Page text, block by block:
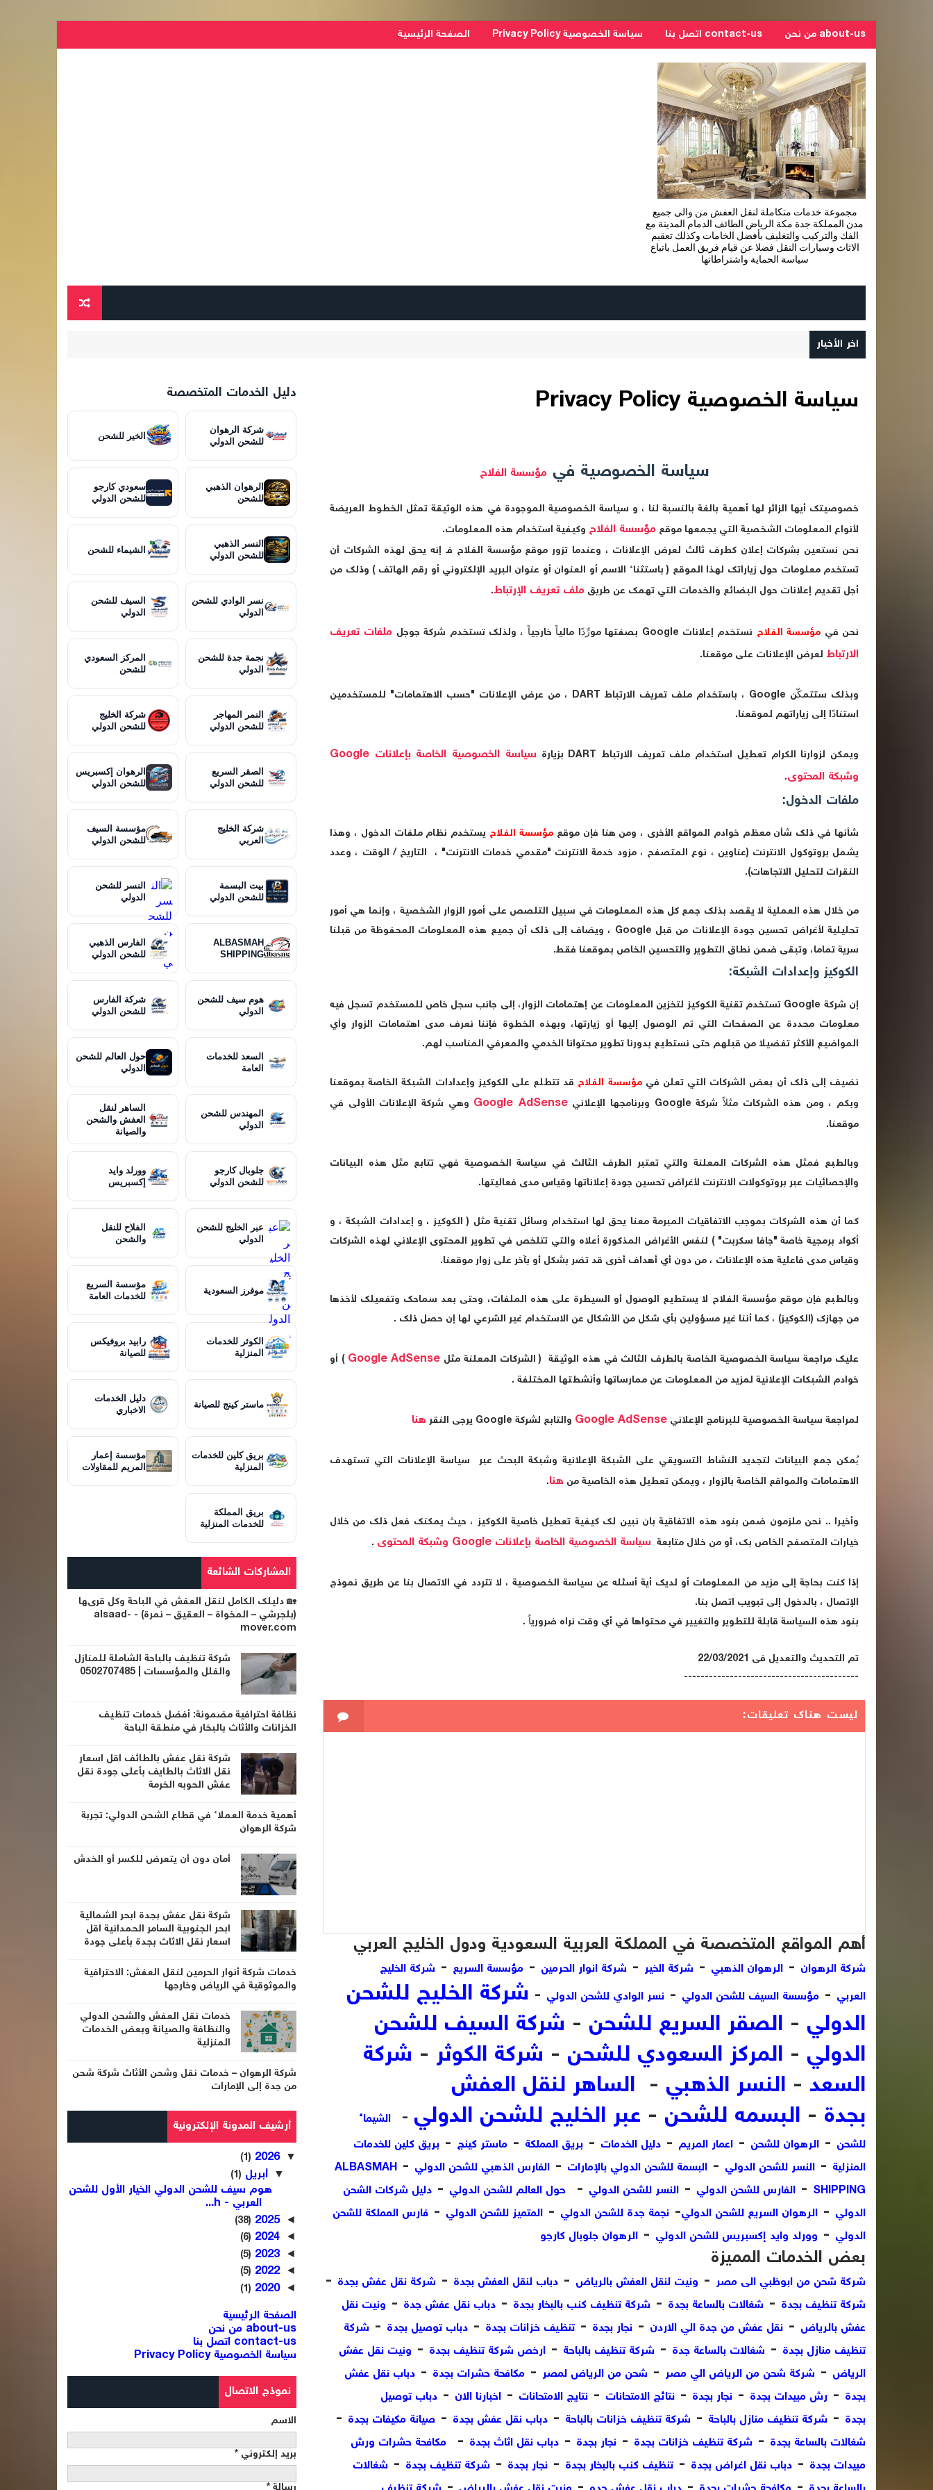
about-us من نحن contact-us اتصل بنا سياسة الخصوصية Privacy Policy الصفحة الرئيسية
مجموعة خدمات متكاملة لنقل العفش من والى جميع
مدن المملكة جدة مكة الرياض الطائف الدمام المدينة مع
الفك والتركيب والتغليف بأفضل الخامات وكذلك تعقيم
الاثاث وسيارات النقل فضلا عن قيام فريق العمل باتباع
سياسة الحماية واشتراطاتها
اخر الأخبار
سياسة الخصوصية Privacy Policy
سياسة الخصوصية فيمؤسسة الفلاح
خصوصيتك أيها الزائر لها أهمية بالغة بالنسبة لنا ، و سياسة الخصوصية الموجودة في هذه الوثيقة تمثل الخطوط العريضة
لأنواع المعلومات الشخصية التي يجمعها موقع مؤسسة الفلاح وكيفية استخدام هذه المعلومات.
نحن نستعين بشركات إعلان كطرف ثالث لعرض الإعلانات ، وعندما تزور موقعمؤسسة الفلاح فـ إنه يحق لهذه الشركات أن
تستخدم معلومات حول زياراتك لهذا الموقع ( باستثناء الاسم أو العنوان أو عنوان البريد الإلكتروني أو رقم الهاتف ) وذلك من
أجل تقديم إعلانات حول البضائع والخدمات التي تهمك عن طريق ملف تعريف الإرتباط.
نحن في مؤسسة الفلاح نستخدم إعلانات Google بصفتها مورِّدًا مالياً خارجياً ، ولذلك تستخدم شركة جوجل
ملفات تعريف
الارتباط لعرض الإعلانات على موقعنا.
وبذلك ستتمكّن Google ، باستخدام ملف تعريف الارتباط DART ، من عرض الإعلانات "حسب الاهتمامات" للمستخدمين
استنادًا إلى زياراتهم لموقعنا.
ويمكن لزوارنا الكرام تعطيل استخدام ملف تعريف الارتباط DART بزيارة
سياسة الخصوصية الخاصة بإعلانات Google
وشبكة المحتوى.
ملفات الدخول:
شأنها في ذلك شأن معظم خوادم المواقع الأخرى ، ومن هنا فإن موقعمؤسسة الفلاح يستخدم نظام ملفات الدخول ، وهذا
يشمل بروتوكول الانترنت (عناوين ، نوع المتصفح ، مزود خدمة الانترنت "مقدمي خدمات الانترنت" ، التاريخ / الوقت ، وعدد
النقرات لتحليل الاتجاهات).
من خلال هذه العملية لا يقصد بذلك جمع كل هذه المعلومات في سبيل التلصص على أمور الزوار الشخصية ، وإنما هي أمور
تحليلية لأغراض تحسين جودة الإعلانات من قبل Google ، ويضاف إلى ذلك أن جميع هذه المعلومات المحفوظة من قبلنا
سرية تماما، وتبقى ضمن نطاق التطوير والتحسين الخاص بموقعنا فقط.
الكوكيز وإعدادات الشبكة:
إن شركة Google تستخدم تقنية الكوكيز لتخزين المعلومات عن إهتمامات الزوار، إلى جانب سجل خاص للمستخدم تسجل فيه
معلومات محددة عن الصفحات التي تم الوصول إليها أو زيارتها، وبهذه الخطوة فإننا نعرف مدى اهتمامات الزوار وأي
المواضيع الأكثر تفضيلا من قبلهم حتى نستطيع بدورنا تطوير محتوانا الخدمي والمعرفي المناسب لهم.
نضيف إلى ذلك أن بعض الشركات التي تعلن فيمؤسسة الفلاح قد تتطلع على الكوكيز وإعدادات الشبكة الخاصة بموقعنا
وبكم ، ومن هذه الشركات مثلاً شركة Google وبرنامجها الإعلانيGoogle AdSense وهي شركة الإعلانات الأولى في
موقعنا.
وبالطبع فمثل هذه الشركات المعلنة والتي تعتبر الطرف الثالث في سياسة الخصوصية فهي تتابع مثل هذه البيانات
والإحصائيات عبر بروتوكولات الانترنت لأغراض تحسين جودة إعلاناتها وقياس مدى فعاليتها.
كما أن هذه الشركات بموجب الاتفاقيات المبرمة معنا يحق لها استخدام وسائل تقنية مثل ( الكوكيز ، و إعدادات الشبكة ، و
أكواد برمجية خاصة "جافا سكربت" ) لنفس الأغراض المذكورة أعلاه والتي تتلخص في تطوير المحتوى الإعلاني لهذه الشركات
وقياس مدى فاعلية هذه الإعلانات ، من دون أي أهداف أخرى قد تضر بشكل أو بآخر على زوار موقعنا.
وبالطبع فإن موقعمؤسسة الفلاح لا يستطيع الوصول أو السيطرة على هذه الملفات، وحتى بعد سماحك وتفعيلك لأخذها
من جهازك (الكوكيز) ، كما أننا غير مسؤولين بأي شكل من الأشكال عن الاستخدام غير الشرعي لها إن حصل ذلك .
عليك مراجعة سياسة الخصوصية الخاصة بالطرف الثالث في هذه الوثيقة ( الشركات المعلنة مثل Google AdSense ) أو
خوادم الشبكات الإعلانية لمزيد من المعلومات عن ممارساتها وأنشطتها المختلفة .
لمراجعة سياسة الخصوصية للبرنامج الإعلاني Google AdSense والتابع لشركة Google يرجى النقر هنا
يُمكن جمع البيانات لتجديد النشاط التسويقي على الشبكة الإعلانية وشبكة البحث عبر سياسة الإعلانات التي تستهدف
الاهتمامات والمواقع الخاصة بالزوار ، ويمكن تعطيل هذه الخاصية من هنا.
وأخيرا .. نحن ملزمون ضمن بنود هذه الاتفاقية بان نبين لك كيفية تعطيل خاصية الكوكيز ، حيث يمكنك فعل ذلك من خلال
خيارات المتصفح الخاص بك، أو من خلال متابعة سياسة الخصوصية الخاصة بإعلانات Google وشبكة المحتوى .
إذا كنت بحاجة إلى مزيد من المعلومات أو لديك أية أسئله عن سياسة الخصوصية ، لا تتردد في الاتصال بنا عن طريق نموذج
الإتصال ، بالدخول إلى تبويب اتصل بنا.
بنود هذه السياسة قابلة للتطوير والتغيير في محتواها في أي وقت نراه ضرورياً .
تم التحديث والتعديل فى 22/03/2021
------------------------------------------
ليست هناك تعليقات:
أهم المواقع المتخصصة في المملكة العربية السعودية ودول الخليج العربي
شركة الرهوان - الرهوان الذهبي - شركة الخير - شركة انوار الحرمين - مؤسسة السريع - شركة الخليج
العربي - مؤسسة السيف للشحن الدولي - نسر الوادي للشحن الدولي - شركة الخليج للشحن
الدولي - الصقر السريع للشحن - شركة السيف للشحن
الدولي - المركز السعودي للشحن - شركة الكوثر - شركة
السعد - النسر الذهبي - الساهر لنقل العفش
بجدة - البسمه للشحن - عبر الخليج للشحن الدولي -
الشيماء
للشحن - الرهوان للشحن - اعمار المريم - دليل الخدمات - بريق المملكة - ماستر كينج - بريق كلين للخدمات
المنزلية - النسر للشحن الدولي - البسمة للشحن الدولي بالإمارات - الفارس الذهبي للشحن الدولي -
ALBASMAH
SHIPPING
- الفارس للشحن الدولي - النسر للشحن الدولي - حول العالم للشحن الدولي - دليل شركات الشحن
الدولي - الرهوان السريع للشحن الدولي- نجمة جدة للشحن الدولي - المتميز للشحن الدولي - فارس المملكة للشحن
الدولي - وورلد وايد إكسبريس للشحن الدولي - الرهوان جلوبال كارجو
بعض الخدمات المميزة
شركة شحن من ابوظبي الى مصر - ونيت لنقل العفش بالرياض - دباب لنقل العفش بجدة - شركة نقل عفش بجدة -
شركة تنظيف بجدة - شغالات بالساعة بجدة - شركة تنظيف كنب بالبخار بجدة - دباب نقل عفش جدة - ونيت نقل
عفش بالرياض - نقل عفش من جدة الي الاردن - نجار بجدة - تنظيف خزانات بجدة - دباب توصيل بجدة - شركة
تنظيف منازل بجدة - شغالات بالساعة جدة - شركة تنظيف بالباحة - ارخص شركة تنظيف بجدة - ونيت نقل عفش
الرياض - شركة شحن من الرياض الي مصر - شحن من الرياض لمصر - مكافحة حشرات بجدة - دباب نقل عفش
بجدة - رش مبيدات بجدة - نجار بجدة - نتائج الامتحانات - نتايج الامتحانات - اخبارنا الان - دباب توصيل
بجدة - شركة تنظيف منازل بالباحة - شركة تنظيف خزانات بالباحة - دباب نقل عفش بجدة - صيانة مكيفات بجدة -
شغالات بالساعة بجدة - شركة تنظيف خزانات بجدة - نجار بجدة - دباب نقل اثاث بجدة -
مكافحة حشرات ورش
مبيدات بجدة - دباب نقل اغراض بجدة - تنظيف كنب بالبخار بجدة - نجار بجدة - شركة تنظيف بجدة - شغالات
دليل الخدمات المتخصصة
شركة الرهوان
للشحن الدولي
الخير للشحن
الرهوان الذهبي
للشحن
سعودي كارجو
للشحن الدولي
النسر الذهبي
للشحن الدولي
الشيماء للشحن
نسر الوادي للشحن
الدولي
السيف للشحن
الدولي
نجمة جدة للشحن
الدولي
المركز السعودي
للشحن
النمر المهاجر
للشحن الدولي
شركة الخليج
للشحن الدولي
الصقر السريع
للشحن الدولي
الرهوان إكسبريس
للشحن الدولي
شركة الخليج
العربي
مؤسسة السيف
للشحن الدولي
بيت البسمة
للشحن الدولي
النسر للشحن
الدولي
ALBASMAH
SHIPPING
الفارس الذهبي
للشحن الدولي
هوم سيف للشحن
الدولي
شركة الفارس
للشحن الدولي
السعد للخدمات
العامة
حول العالم للشحن
الدولي
المهندس للشحن
الدولي
الساهر لنقل
العفش والشحن
والصيانة
جلوبال كارجو
للشحن الدولي
وورلد وايد
إكسبريس
عبر الخليج للشحن
الدولي
الفلاح للنقل
والشحن
موفرز السعودية
مؤسسة السريع
للخدمات العامة
الكوثر للخدمات
المنزلية
رابيد بروفيكس
للصيانة
ماستر كينج للصيانة
دليل الخدمات
الاخباري
بريق كلين للخدمات
المنزلية
مؤسسة إعمار
المريم للمقاولات
بريق المملكة
للخدمات المنزلية
المشاركات الشائعة
🏡 دليلك الكامل لنقل العفش في الباحة وكل قرىها
(بلجرشي – المخواة – العقيق – نمرة) - alsaad-
mover.com
شركة تنظيف بالباحة الشاملة للمنازل
والفلل والمؤسسات | 0502707485
نظافة احترافية مضمونة: أفضل خدمات تنظيف
الخزانات والأثاث بالبخار في منطقة الباحة
شركة نقل عفش بالطائف اقل اسعار
نقل الاثاث بالطايف بأعلى جودة نقل
عفش الحوبه الخرمة
أهمية خدمة العملاء في قطاع الشحن الدولي: تجربة
شركة الرهوان
أمان دون أن يتعرض للكسر أو الخدش
شركة نقل عفش بجدة ابحر الشمالية
ابحر الجنوبية السامر الحمدانية اقل
اسعار نقل الاثاث بجدة بأعلى جودة
خدمات شركة أنوار الحرمين لنقل العفش: الاحترافية
والموثوقية في الرياض وخارجها
خدمات نقل العفش والشحن الدولي
والنظافة والصيانة وبعض الخدمات
المنزلية
شركة الرهوان – خدمات نقل وشحن الأثاث شركة شحن
من جدة إلى الإمارات
أرشيف المدونة الإلكترونية
▼
2026
(1)
▼ أبريل (1)
هوم سيف للشحن الدولي الخيار الأول للشحن
العربي - h...
◄
2025
(38)
◄
2024
(6)
◄
2023
(5)
◄
2022
(5)
◄
2020
(1)
الصفحة الرئيسية
about-us من نحن
contact-us اتصل بنا
سياسة الخصوصية Privacy Policy
نموذج الاتصال
الاسم
بريد إلكتروني *